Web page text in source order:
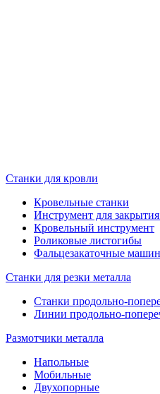
Станки для кровли
Кровельные станки
Инструмент для
Кровельный инструмент
Роликовые листогибы
Фальцезакаточные
Станки для резки металла
Станки продольно-
Линии продольно-
Размотчики металла
Напольные
Мобильные
Двухопорные